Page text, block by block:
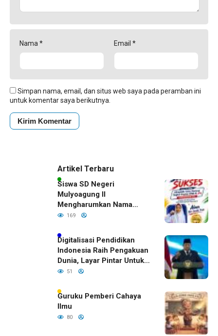
Nama* Email *
Simpan nama, email, dan situs web saya pada peramban ini
untuk komentar saya berikutnya.
Artikel Terbaru
Siswa SD Negeri
Mulyoagung II
Mengharumkan Nama
Bojonegoro Dengan
169
Digitalisasi Pendidikan
Indonesia Raih Pengakuan
Dunia, Layar Pintar Untuk
Semua Siswa
51
Guruku Pemberi Cahaya
Ilmu
80